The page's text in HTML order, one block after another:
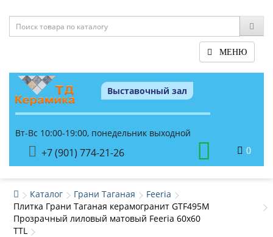
МЕНЮ
Выставочный зал
Вт-Вс 10:00-19:00, понедельник выходной
+7 (901) 774-21-26 0
Каталог Грани Таганая
Feeria
Плитка Грани Таганая керамогранит GTF495М
Прозрачный лиловый матовый Feeria 60x60
TTL